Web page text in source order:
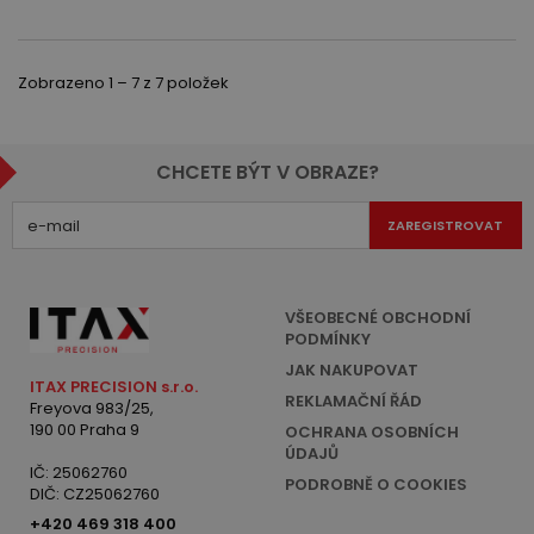
Zobrazeno 1 – 7 z 7 položek
CHCETE BÝT V OBRAZE?
ZAREGISTROVAT
ITAX PRECISION s.r.o.
Freyova 983/25,
190 00 Praha 9
IČ: 25062760
DIČ: CZ25062760
+420 469 318 400
VŠEOBECNÉ OBCHODNÍ
PODMÍNKY
JAK NAKUPOVAT
REKLAMAČNÍ ŘÁD
OCHRANA OSOBNÍCH
ÚDAJŮ
PODROBNĚ O COOKIES